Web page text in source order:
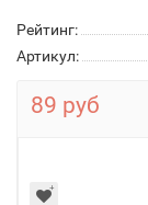
Рейтинг:
Артикул:
89 руб